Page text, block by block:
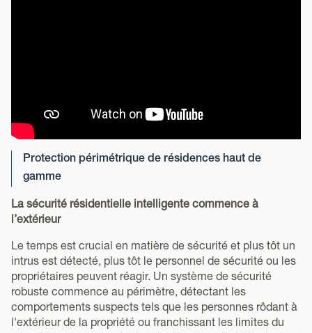
Protection périmétrique de résidences haut de
gamme
La sécurité résidentielle intelligente commence à
l’extérieur
Le temps est crucial en matière de sécurité et plus tôt un
intrus est détecté, plus tôt le personnel de sécurité ou les
propriétaires peuvent réagir. Un système de sécurité
robuste commence au périmètre, détectant les
comportements suspects tels que les personnes rôdant à
l'extérieur de la propriété ou franchissant les limites du